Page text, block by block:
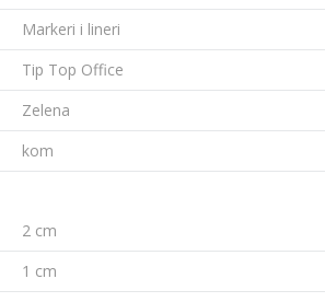
Markeri i lineri
Tip Top Office
Zelena
kom
2 cm
1 cm